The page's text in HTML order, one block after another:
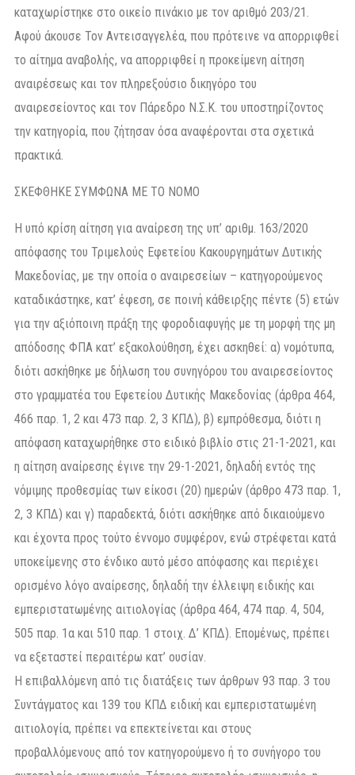
καταχωρίστηκε στο οικείο πινάκιο με τον αριθμό 203/21.
Αφού άκουσε Τον Αντεισαγγελέα, που πρότεινε να απορριφθεί
το αίτημα αναβολής, να απορριφθεί η προκείμενη αίτηση
αναιρέσεως και τον πληρεξούσιο δικηγόρο του
αναιρεσείοντος και τον Πάρεδρο Ν.Σ.Κ. του υποστηρίζοντος
την κατηγορία, που ζήτησαν όσα αναφέρονται στα σχετικά
πρακτικά.
ΣΚΕΦΘΗΚΕ ΣΥΜΦΩΝΑ ΜΕ ΤΟ ΝΟΜΟ
Η υπό κρίση αίτηση για αναίρεση της υπ’ αριθμ. 163/2020
απόφασης του Τριμελούς Εφετείου Κακουργημάτων Δυτικής
Μακεδονίας, με την οποία ο αναιρεσείων – κατηγορούμενος
καταδικάστηκε, κατ’ έφεση, σε ποινή κάθειρξης πέντε (5) ετών
για την αξιόποινη πράξη της φοροδιαφυγής με τη μορφή της μη
απόδοσης ΦΠΑ κατ’ εξακολούθηση, έχει ασκηθεί: α) νομότυπα,
διότι ασκήθηκε με δήλωση του συνηγόρου του αναιρεσείοντος
στο γραμματέα του Εφετείου Δυτικής Μακεδονίας (άρθρα 464,
466 παρ. 1, 2 και 473 παρ. 2, 3 ΚΠΔ), β) εμπρόθεσμα, διότι η
απόφαση καταχωρήθηκε στο ειδικό βιβλίο στις 21-1-2021, και
η αίτηση αναίρεσης έγινε την 29-1-2021, δηλαδή εντός της
νόμιμης προθεσμίας των είκοσι (20) ημερών (άρθρο 473 παρ. 1,
2, 3 ΚΠΔ) και γ) παραδεκτά, διότι ασκήθηκε από δικαιούμενο
και έχοντα προς τούτο έννομο συμφέρον, ενώ στρέφεται κατά
υποκείμενης στο ένδικο αυτό μέσο απόφασης και περιέχει
ορισμένο λόγο αναίρεσης, δηλαδή την έλλειψη ειδικής και
εμπεριστατωμένης αιτιολογίας (άρθρα 464, 474 παρ. 4, 504,
505 παρ. 1α και 510 παρ. 1 στοιχ. Δ’ ΚΠΔ). Επομένως, πρέπει
να εξεταστεί περαιτέρω κατ’ ουσίαν.
Η επιβαλλόμενη από τις διατάξεις των άρθρων 93 παρ. 3 του
Συντάγματος και 139 του ΚΠΔ ειδική και εμπεριστατωμένη
αιτιολογία, πρέπει να επεκτείνεται και στους
προβαλλόμενους από τον κατηγορούμενο ή το συνήγορο του